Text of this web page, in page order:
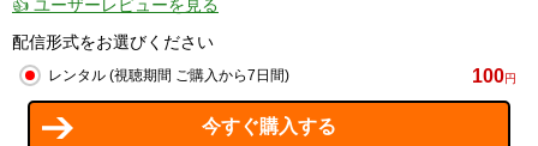
👍 ユーザーレビューを見る
配信形式をお選びください
レンタル (視聴期間 ご購入から7日間) 100円